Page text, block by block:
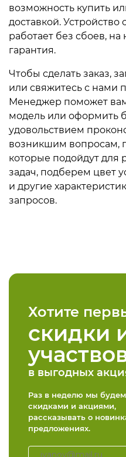
возможность купить
доставкой. Устройство
работает без сбоев, на
гарантия.
Чтобы сделать заказ,
или свяжитесь с нами
Менеджер поможет
модель или оформить
удовольствием
возникшим вопросам,
которые подойдут для
задач, подберем цвет
и другие
запросов.
Хотите
скидки
в выгодных
Раз в неделю мы
скидками и акциями,
рассказывать о
предложениях.